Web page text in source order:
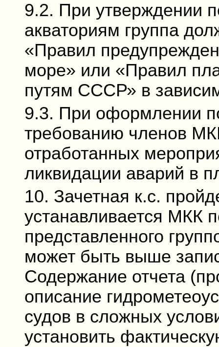
9.2. При утверждении
акваториям группа
«Правил
море» или «Правил
путям СССР» в
9.3. При оформлении
требованию членов
отработанных
ликвидации аварий в
10. Зачетная к.с.
устанавливается МКК
представленного
может быть выше
Содержание отчета
описание
судов в сложных
установить